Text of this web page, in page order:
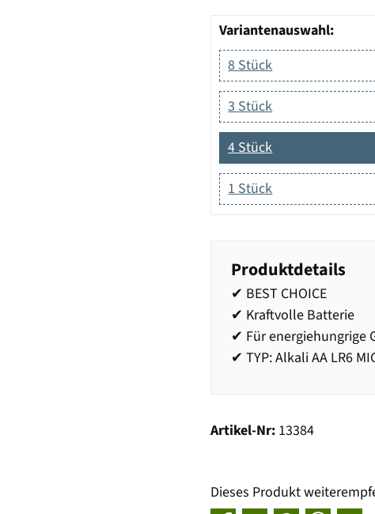
Variantenauswahl:
8 Stück
3 Stück
4 Stück
1 Stück
Produktdetails
✔ BEST CHOICE
✔ Kraftvolle Batterie
✔ Für energiehungrige
✔ TYP: Alkali AA LR6
Artikel-Nr: 13384
Dieses Produkt